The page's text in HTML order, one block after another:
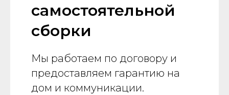
самостоятельной
сборки
Мы работаем по договору и
предоставляем гарантию на
дом и коммуникации.